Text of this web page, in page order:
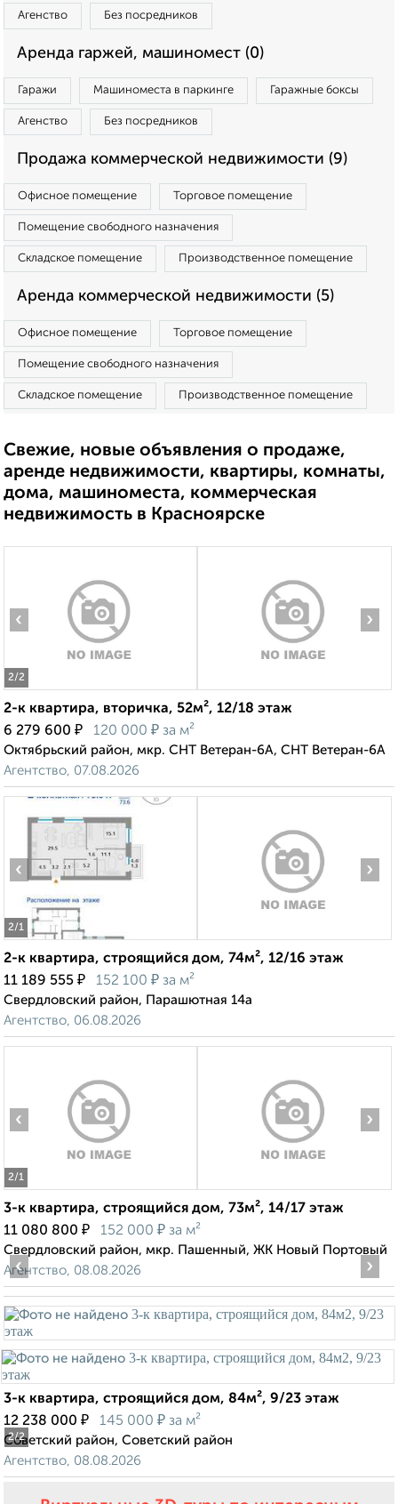
Агенство Без посредников
Аренда гаржей, машиномест (0)
Гаражи Машиноместа в паркинге Гаражные боксы
Агенство Без посредников
Продажа коммерческой недвижимости (9)
Офисное помещение Торговое помещение
Помещение свободного назначения
Складское помещение Производственное помещение
Аренда коммерческой недвижимости (5)
Офисное помещение Торговое помещение
Помещение свободного назначения
Складское помещение Производственное помещение
Свежие, новые объявления о продаже,
аренде недвижимости, квартиры, комнаты,
дома, машиноместа, коммерческая
недвижимость в Красноярске
2/2
‹ ›
2-к квартира, вторичка, 52м², 12/18 этаж
6 279 600 ₽ 120 000 ₽ за м²
Октябрьский район, мкр. СНТ Ветеран-6А, СНТ Ветеран-6А
Агентство, 07.08.2026
2/1
‹ ›
2-к квартира, строящийся дом, 74м², 12/16 этаж
11 189 555 ₽ 152 100 ₽ за м²
Свердловский район, Парашютная 14а
Агентство, 06.08.2026
2/1
‹ ›
3-к квартира, строящийся дом, 73м², 14/17 этаж
11 080 800 ₽ 152 000 ₽ за м²
Свердловский район, мкр. Пашенный, ЖК Новый Портовый
Агентство, 08.08.2026
2/2
‹ ›
3-к квартира, строящийся дом, 84м², 9/23 этаж
12 238 000 ₽ 145 000 ₽ за м²
Советский район, Советский район
Агентство, 08.08.2026